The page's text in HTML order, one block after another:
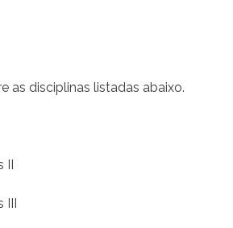
as disciplinas listadas abaixo.